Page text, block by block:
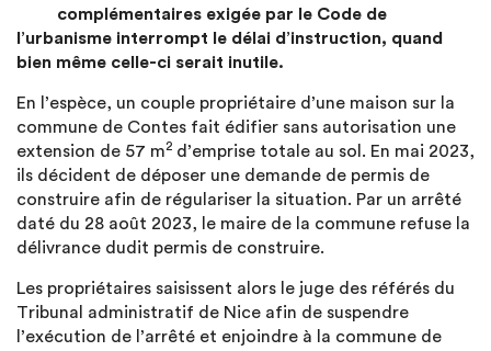
complémentaires exigée par le Code de
l’urbanisme interrompt le délai d’instruction, quand
bien même celle-ci serait inutile.
En l’espèce, un couple propriétaire d’une maison sur la
commune de Contes fait édifier sans autorisation une
extension de 57 m2 d’emprise totale au sol. En mai 2023,
ils décident de déposer une demande de permis de
construire afin de régulariser la situation. Par un arrêté
daté du 28 août 2023, le maire de la commune refuse la
délivrance dudit permis de construire.
Les propriétaires saisissent alors le juge des référés du
Tribunal administratif de Nice afin de suspendre
l’exécution de l’arrêté et enjoindre à la commune de